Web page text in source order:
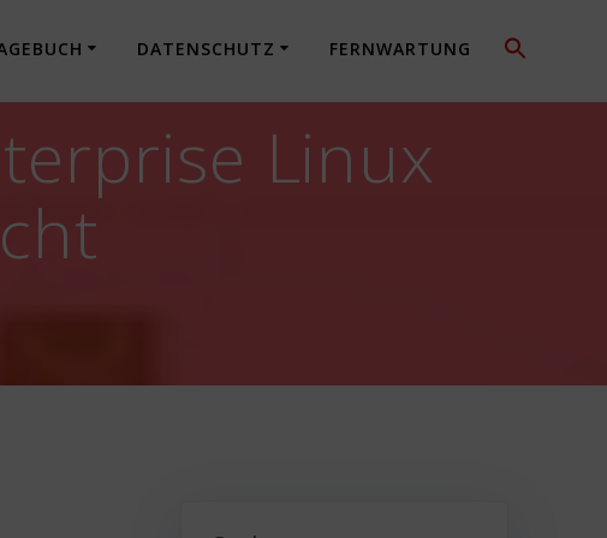
DATENSCHUTZ FERNWARTUNG
Linux